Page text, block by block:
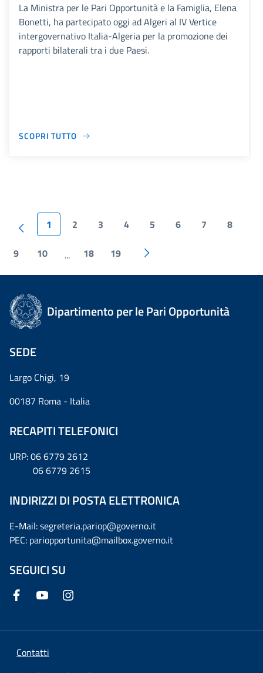
La Ministra per le Pari Opportunità e la Famiglia, Elena
Bonetti, ha partecipato oggi ad Algeri al IV Vertice
intergovernativo Italia-Algeria per la promozione dei
rapporti bilaterali tra i due Paesi.
SCOPRI TUTTO
1 2 3 4 5 6 7 8
9 10 ... 18 19
Dipartimento per le Pari Opportunità
SEDE
Largo Chigi, 19
00187 Roma - Italia
RECAPITI TELEFONICI
URP: 06 6779 2612
06 6779 2615
INDIRIZZI DI POSTA ELETTRONICA
E-Mail: segreteria.pariop@governo.it
PEC: pariopportunita@mailbox.governo.it
SEGUICI SU
Contatti